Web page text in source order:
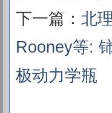
下一篇： 北
Rooney等:
极动力学瓶